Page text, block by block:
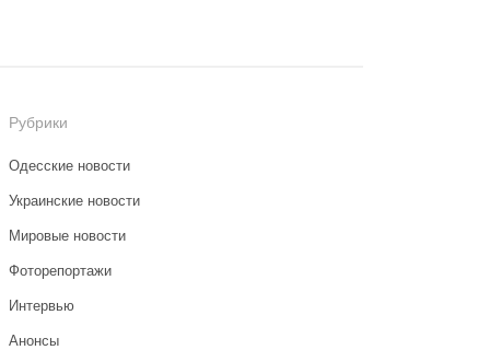
Рубрики
Одесские новости
Украинские новости
Мировые новости
Фоторепортажи
Интервью
Анонсы